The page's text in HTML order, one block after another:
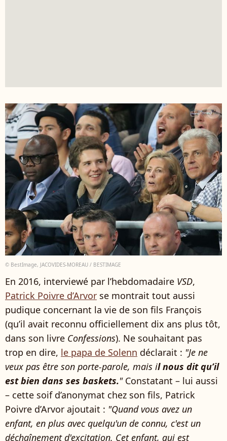
© BestImage, JACOVIDES-MOREAU / BESTIMAGE
En 2016, interviewé par l’hebdomadaire VSD,
Patrick Poivre d’Arvor se montrait tout aussi
pudique concernant la vie de son fils François
(qu’il avait reconnu officiellement dix ans plus tôt,
dans son livre Confessions). Ne souhaitant pas
trop en dire, le papa de Solenn déclarait : "Je ne
veux pas être son porte-parole, mais il nous dit qu’il
est bien dans ses baskets."Constatant – lui aussi
– cette soif d’anonymat chez son fils, Patrick
Poivre d’Arvor ajoutait : "Quand vous avez un
enfant, en plus avec quelqu'un de connu, c'est un
déchaînement d'excitation. Cet enfant, qui est